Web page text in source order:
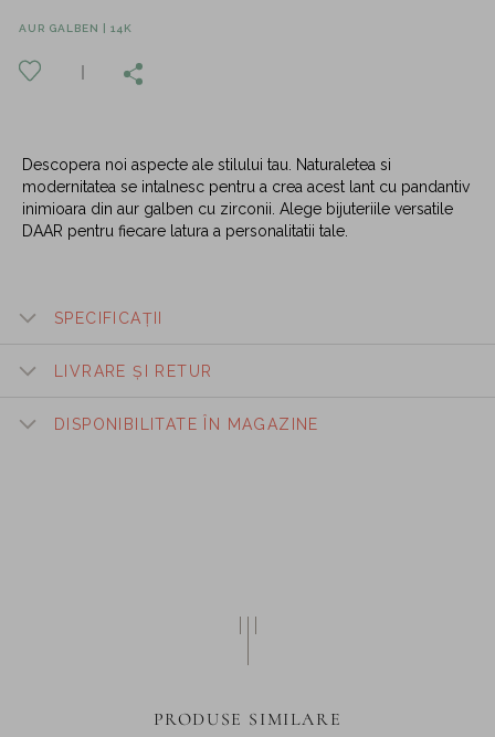
AUR GALBEN | 14K
Descopera noi aspecte ale stilului tau. Naturaletea si
modernitatea se intalnesc pentru a crea acest lant cu pandantiv
inimioara din aur galben cu zirconii. Alege bijuteriile versatile
DAAR pentru fiecare latura a personalitatii tale.
SPECIFICAȚII
LIVRARE ȘI RETUR
DISPONIBILITATE ÎN MAGAZINE
PRODUSE SIMILARE